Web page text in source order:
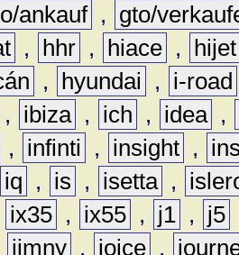
ankauf ,
gto/
, hhr , hiace ,
hijet
, hyundai ,
i-road
, ibiza , ich , idea ,
, infinti , insight ,
iq , is , isetta ,
ix35 , ix55 , j1 , j5
jimny , joice ,